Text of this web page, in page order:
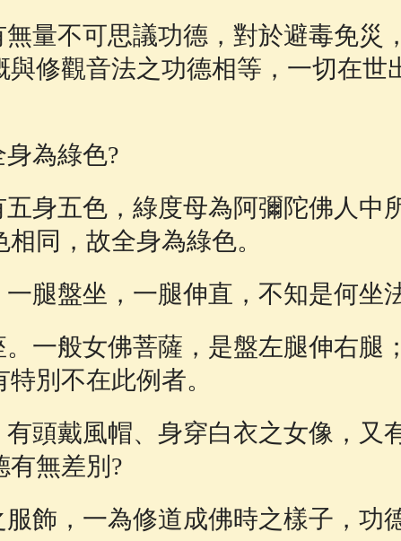
量不可思議功德，對於避毒免災
修觀音法之功德相等，一切在世
為綠色?
身五色，綠度母為阿彌陀佛人中
同，故全身為綠色。
腿盤坐，一腿伸直，不知是何坐
一般女佛菩薩，是盤左腿伸右腿
別不在此例者。
頭戴風帽、身穿白衣之女像，又
有無差別?
飾，一為修道成佛時之樣子，功